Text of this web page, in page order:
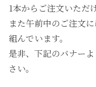
1本からご注文いただ
また午前中のご注文
組んでいます。
是非、下記のバナー
さい。